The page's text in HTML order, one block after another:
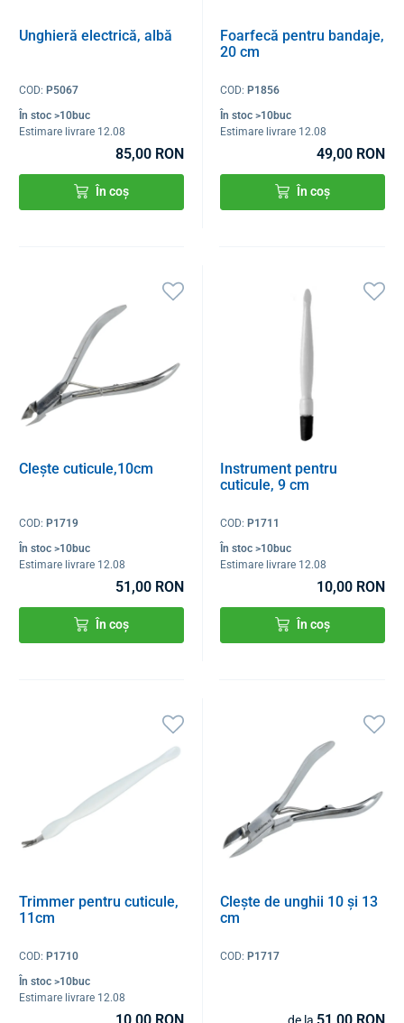
Unghieră electrică, albă
COD: P5067
În stoc >10buc
Estimare livrare 12.08
85,00 RON
În coș
Foarfecă pentru bandaje,
20 cm
COD:P1856
În stoc >10buc
Estimare livrare 12.08
49,00 RON
În coș
Clește cuticule,10cm
COD: P1719
În stoc >10buc
Estimare livrare 12.08
51,00 RON
În coș
Instrument pentru
cuticule, 9 cm
COD:P1711
În stoc >10buc
Estimare livrare 12.08
10,00 RON
În coș
Trimmer pentru cuticule,
11cm
COD: P1710
În stoc >10buc
Estimare livrare 12.08
10,00 RON
Clește de unghii 10 și 13
cm
COD:P1717
de la 51,00 RON